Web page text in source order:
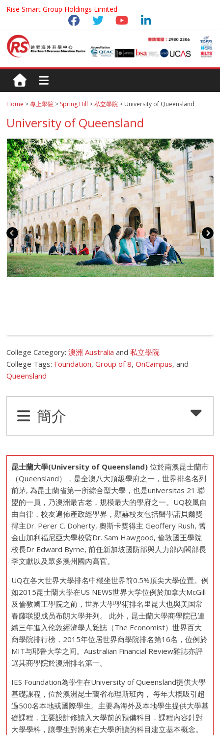
Rise Smart Group Holdings Limited
Home >專上學院 > Spring Hill >私立學院 > University of Queensland
University of Queensland
College Category:澳洲 Australia and私立學院
College Tags: Foundation,Group of 8,OnCampus, and
Queensland
簡介
昆士蘭大學(University of Queensland) 位於南澳昆士蘭市
（Queensland），是全澳八大頂級學府之一，世界排名名列
前茅, 為昆士蘭省第一所綜合型大學，也是universitas 21 聯
盟的一員，乃澳洲最古老，規模最大的學府之一。UQ校風自
由自律，校友遍佈產政經學界，顯赫校友包括醫學諾貝爾獎
得主Dr. Perer C. Doherty, 奧斯卡獎得主 Geoffery Rush, 舊
金山加利福尼亞大學校監Dr. Sam Hawgood, 倫敦國王學院
校長Dr Edward Byrne, 前任新加坡國防部與人力部內閣部長
李文獻以及眾多澳州國內高官。
UQ在各大世界大學排名中穩坐世界前0.5%頂尖大學位置。例
如2015昆士蘭大學在US NEWS世界大学位例於加拿大McGill
及倫敦國王學院之前，世界大學學術排名里昆大也與美国常
春藤联盟成员布朗大學并列。 此外，昆士蘭大學商學院已連
續三年進入伦敦經濟學人雜誌（The Economist）世界百大
商學院排行榜，2015年位居世界商學院排名第16名，位例於
MIT与耶鲁大学之间。Australian Financial Review雜誌亦評
選其商學院於澳洲排名第一。
IES Foundation為學生在University of Queensland提供大學
基礎課程，位於澳洲昆士蘭省布理斯班內， 每年大概吸引超
過500名本地或國際學生。主要為海外及本地學生提供大學基
礎課程，主要設計修讀入大學前的預備科目，課程內容針對
大學學科，讓學生對將來在大學所讀的科目建立基本概念。